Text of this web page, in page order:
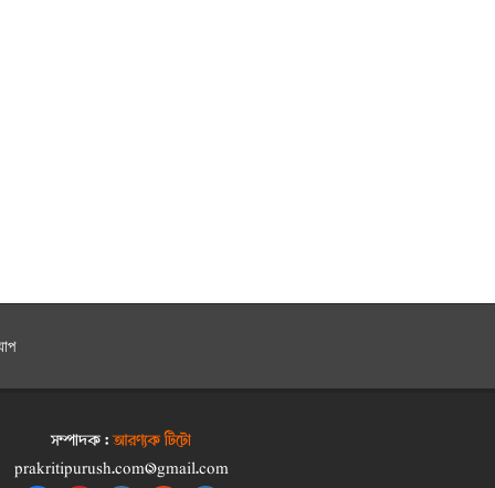
সম্পাদক :আরণ্যক টিটো
prakritipurush.com@gmail.com